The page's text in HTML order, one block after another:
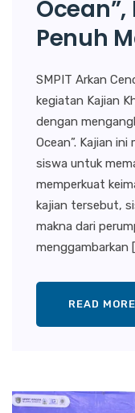
Ocean”,
Penuh
SMPIT Arkan
kegiatan Kajian
dengan
Ocean”. Kajian
siswa untuk
memperkuat
kajian tersebut,
makna dari
menggambarkan
READ MORE